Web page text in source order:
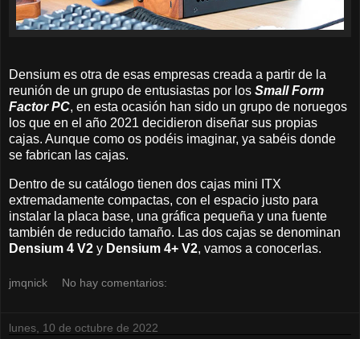
Densium es otra de esas empresas creada a partir de la
reunión de un grupo de entusiastas por los Small Form
Factor PC, en esta ocasión han sido un grupo de noruegos
los que en el año 2021 decidieron diseñar sus propias
cajas. Aunque como os podéis imaginar, ya sabéis donde
se fabrican las cajas.
Dentro de su catálogo tienen dos cajas mini ITX
extremadamente compactas, con el espacio justo para
instalar la placa base, una gráfica pequeña y una fuente
también de reducido tamaño. Las dos cajas se denominan
Densium 4 V2 y Densium 4+ V2, vamos a conocerlas.
jmqnick No hay comentarios:
lunes, 10 de octubre de 2022